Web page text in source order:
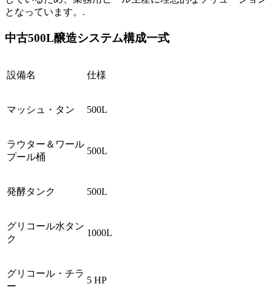
となっています。.
中古500L醸造システム構成一式
設備名 仕様
マッシュ・タン 500L
ラウター＆ワール
プール桶
500L
発酵タンク 500L
グリコール水タン
ク
1000L
グリコール・チラ
ー
5 HP